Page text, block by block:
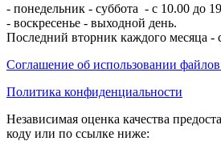
- понедельник - суббота - с 10.00 до
- воскресенье - выходной день.
Последний вторник каждого месяца -
Соглашение об использовании
Политика конфиденциальности
Независимая оценка качества
коду или по ссылке ниже: